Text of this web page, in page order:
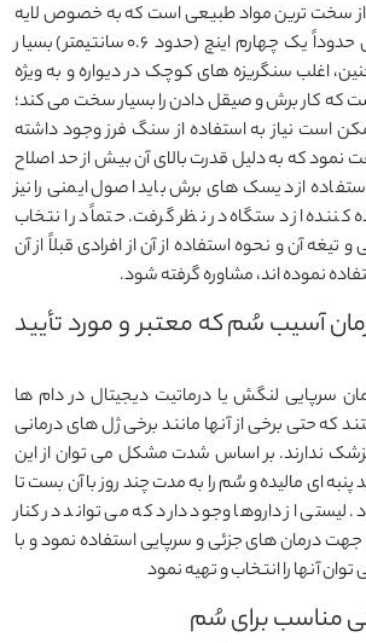
ترین مواد طبیعی است که به خصوص لایه
بیرونی آن با عرض حدوداً یک چهارم اینچ (حدود ۰.۶ سانتیمتر) بسیار
اغلب سنگریزه های کوچک در دیواره و به ویژه
که کار برش و صیقل دادن را بسیار سخت می کند؛
است نیاز به استفاده از سنگ فرز وجود داشته
نمود که به دلیل قدرت بالای آن بیش از حد اصلاح
از دیسک های برش باید اصول ایمنی را نیز
کننده از دستگاه در نظر گرفت. حتماً در انتخاب
آن و نحوه استفاده از آن از افرادی قبلاً از آن
نموده اند، مشاوره گرفته شود.
آسیب سُم که معتبر و مورد تأیید
سرپایی لنگش یا درماتیت دیجیتال در دام ها
که حتی برخی از آنها مانند برخی ژل های درمانی
ندارند. بر اساس شدت مشکل می توان از این
ای مالیده و سُم را به مدت چند روز با آن بست تا
از داروها وجود دارد که می تواند در کنار
درمان های جزئی و سرپایی استفاده نمود و با
آنها را انتخاب و تهیه نمود
مناسب برای سُم